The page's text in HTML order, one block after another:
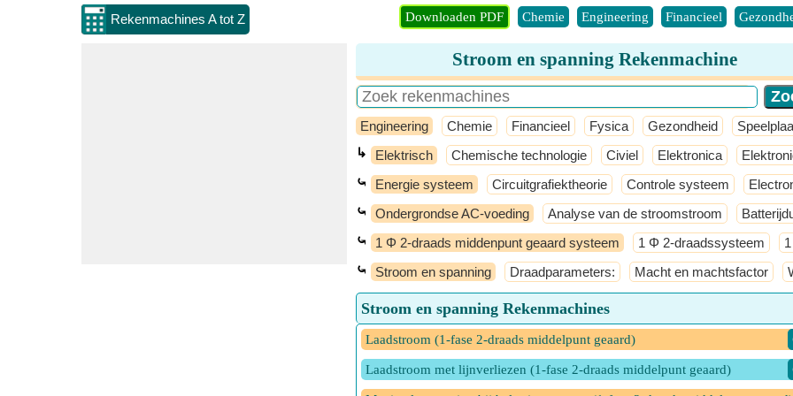
Rekenmachines A tot Z Downloaden PDF Chemie Engineering Financieel
Stroom en spanning Rekenmachine
Engineering Chemie Financieel Fysica Gezondheid
↳ Elektrisch Chemische technologie Civiel Elektronica
⤿ Energie systeem Circuitgrafiektheorie Controle systeem
⤿ Ondergrondse AC-voeding Analyse van de stroomstroom
⤿ 1 Φ 2-draads middenpunt geaard systeem 1 Φ 2-draadssysteem
⤿ Stroom en spanning Draadparameters: Macht en machtsfactor
Stroom en spanning Rekenmachines
Laadstroom (1-fase 2-draads middelpunt geaard)
Laadstroom met lijnverliezen (1-fase 2-draads middelpunt geaard)